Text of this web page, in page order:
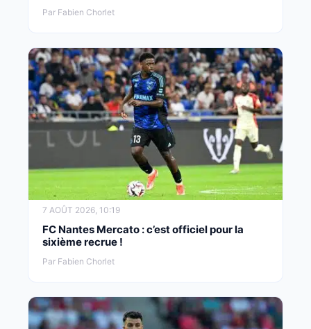
Par Fabien Chorlet
7 AOÛT 2026, 10:19
FC Nantes Mercato : c’est officiel pour la
sixième recrue !
Par Fabien Chorlet